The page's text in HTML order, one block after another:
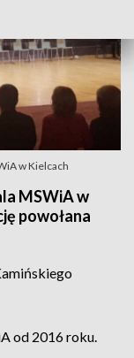
w Kielcach
MSWiA w
powołana
od 2016 roku.